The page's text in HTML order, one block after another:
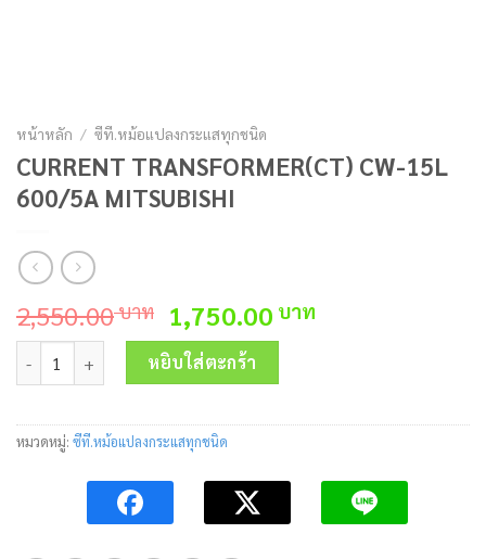
หน้าหลัก / ซีที.หม้อแปลงกระแสทุกชนิด
CURRENT TRANSFORMER(CT) CW-15L
600/5A MITSUBISHI
2,550.00บาท Original
price
was:
2,550.00 บาท.
1,750.00 บาท
จำนวน CURRENT TRANSFORMER(CT) CW-15L 600/5A
หยิบใส่ตะกร้า
หมวดหมู่: ซีที.หม้อแปลงกระแสทุกชนิด